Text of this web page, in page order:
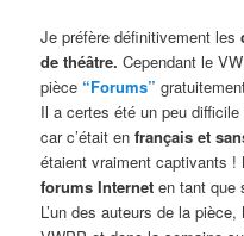
Je préfère définitivement les
de théâtre. Cependant le
pièce “Forums”
Il a certes été un peu
car c’était enfrançais et
étaient vraiment captivants !
forums Internet en tant que
L’un des auteurs de la pièce,